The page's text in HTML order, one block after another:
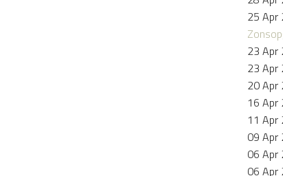
25 Apr
23 Apr
23
20 Apr
16 Apr
11 Apr
09 Apr
06 Apr
06 Apr